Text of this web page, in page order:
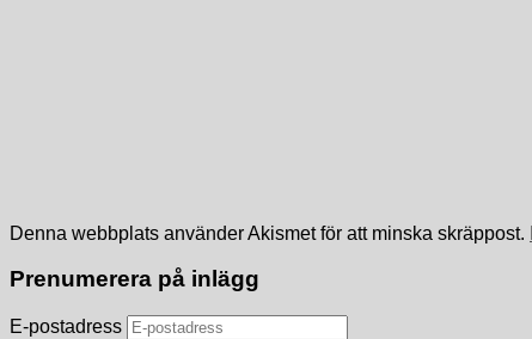
Denna webbplats använder Akismet för att minska skräppost.
Prenumerera på inlägg
E-postadress